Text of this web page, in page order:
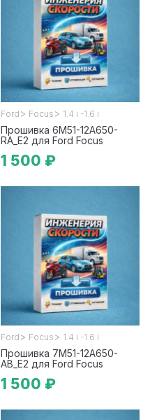
Ford > Focus > 1.4 i -1.6 i
Прошивка 6M51-12A650-
RA_E2 для Ford Focus
1 500 ₽
Ford > Focus > 1.4 i -1.6 i
Прошивка 7M51-12A650-
AB_E2 для Ford Focus
1 500 ₽